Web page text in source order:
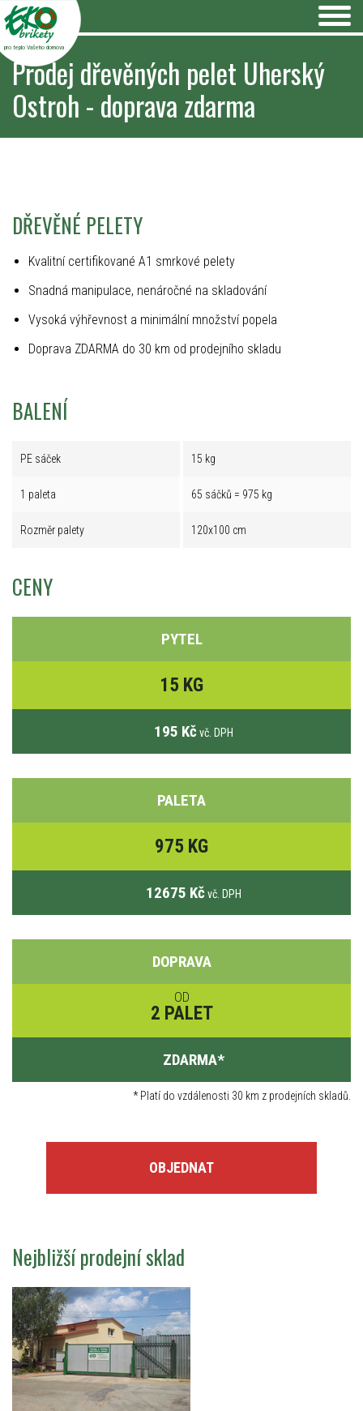
pro teplo Vašeho domova
Prodej dřevěných pelet Uherský
Ostroh - doprava zdarma
DŘEVĚNÉ PELETY
Kvalitní certifikované A1 smrkové pelety
Snadná manipulace, nenáročné na skladování
Vysoká výhřevnost a minimální množství popela
Doprava ZDARMA do 30 km od prodejního skladu
BALENÍ
PE sáček 15 kg
1 paleta 65 sáčků = 975 kg
Rozměr palety 120x100 cm
CENY
PYTEL
15 KG
195 Kč vč. DPH
PALETA
975 KG
12675 Kč vč. DPH
DOPRAVA
OD
2 PALET
ZDARMA*
*Platí do vzdálenosti 30 km z prodejních skladů.
OBJEDNAT
Nejbližší prodejní sklad